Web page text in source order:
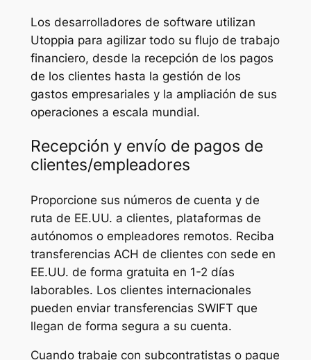
Los desarrolladores de software utilizan
Utoppia para agilizar todo su flujo de trabajo
financiero, desde la recepción de los pagos
de los clientes hasta la gestión de los
gastos empresariales y la ampliación de sus
operaciones a escala mundial.
Recepción y envío de pagos de
clientes/empleadores
Proporcione sus números de cuenta y de
ruta de EE.UU. a clientes, plataformas de
autónomos o empleadores remotos. Reciba
transferencias ACH de clientes con sede en
EE.UU. de forma gratuita en 1-2 días
laborables. Los clientes internacionales
pueden enviar transferencias SWIFT que
llegan de forma segura a su cuenta.
Cuando trabaje con subcontratistas o pague